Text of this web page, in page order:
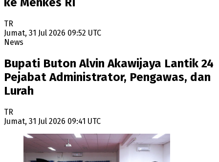
TR
Jumat, 31 Jul 2026 09:52 UTC
News
Bupati Buton Alvin Akawijaya Lantik 24
Pejabat Administrator, Pengawas, dan
Lurah
TR
Jumat, 31 Jul 2026 09:41 UTC